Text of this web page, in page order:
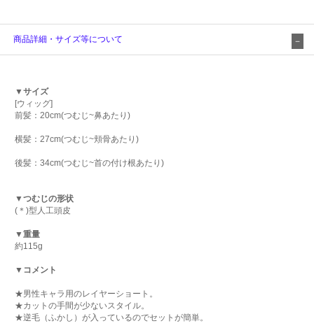
商品詳細・サイズ等について
▼サイズ
[ウィッグ]
前髪：20cm(つむじ~鼻あたり)
横髪：27cm(つむじ~頬骨あたり)
後髪：34cm(つむじ~首の付け根あたり)
▼つむじの形状
(＊)型人工頭皮
▼重量
約115g
▼コメント
★男性キャラ用のレイヤーショート。
★カットの手間が少ないスタイル。
★逆毛（ふかし）が入っているのでセットが簡単。